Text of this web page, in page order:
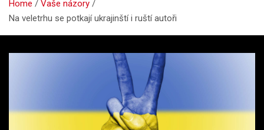
Home
Vaše názory
Na veletrhu se potkají ukrajinští i ruští autoři